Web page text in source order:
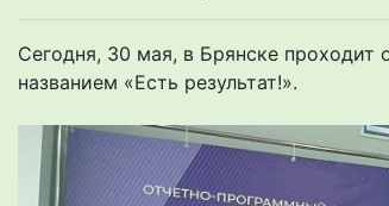
Сегодня, 30 мая, в Брянске
названием «Есть результат!».